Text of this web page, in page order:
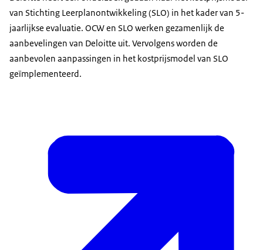
van Stichting Leerplanontwikkeling (SLO) in het kader van 5-
jaarlijkse evaluatie. OCW en SLO werken gezamenlijk de
aanbevelingen van Deloitte uit. Vervolgens worden de
aanbevolen aanpassingen in het kostprijsmodel van SLO
geïmplementeerd.